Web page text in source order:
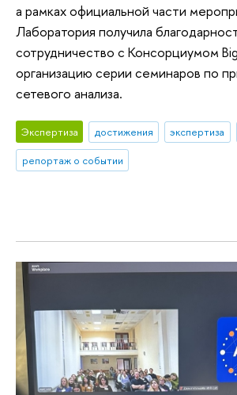
а рамках официальной части
Лаборатория получила
сотрудничество с Консорциумом
организацию серии семинаров по
сетевого анализа.
Экспертиза достижения экспертиза
репортаж о событии